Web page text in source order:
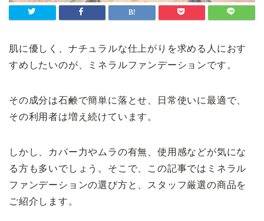
肌に優しく、ナチュラルな仕上がりを求める人におす
すめしたいのが、ミネラルファンデーションです。
その成分は石鹸で簡単に落とせ、日常使いに最適で、
その利用者は増え続けています。
しかし、カバー力やムラの有無、使用感などが気にな
る方も多いでしょう。そこで、この記事ではミネラル
ファンデーションの選び方と、スタッフ厳選の商品を
ご紹介します。